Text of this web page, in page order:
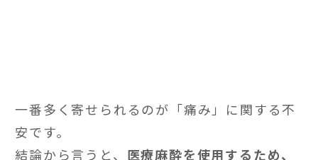
一番多く寄せられるのが「痛み」に関する不
安です。
結論から言うと、 医療麻酔を使用するため、